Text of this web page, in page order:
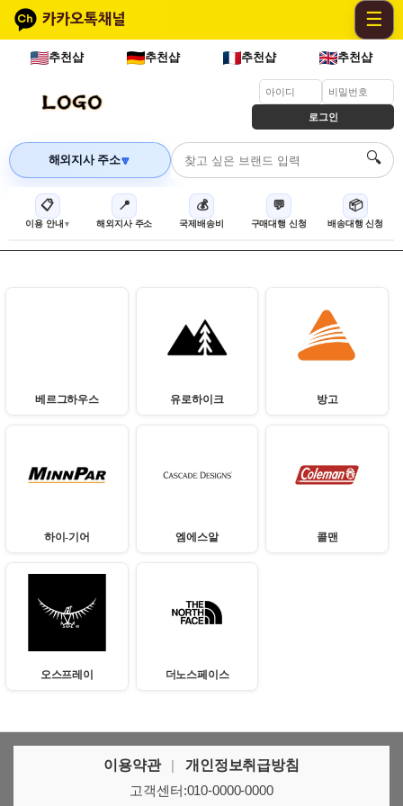
☰
추천샵 추천샵 추천샵 추천샵
로그인
해외지사 주소🔽 🔍
📋
이용 안내
📍
해외지사 주소
💰
국제배송비
💬
구매대행 신청
📦
배송대행 신청
베르그하우스 유로하이크 방고
하이-기어 엠에스알 콜맨
오스프레이 더노스페이스
이용약관 |
개인정보취급방침
고객센터:010-0000-0000